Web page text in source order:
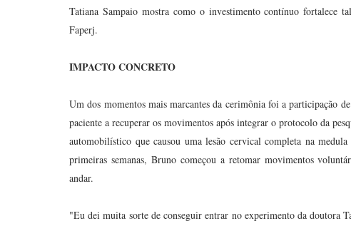
Tatiana Sampaio mostra como o investimento contínuo fortalece
Faperj.
IMPACTO CONCRETO
Um dos momentos mais marcantes da cerimônia foi a participação
paciente a recuperar os movimentos após integrar o protocolo da
automobilístico que causou uma lesão cervical completa na
primeiras semanas, Bruno começou a retomar movimentos
andar.
"Eu dei muita sorte de conseguir entrar no experimento da doutora